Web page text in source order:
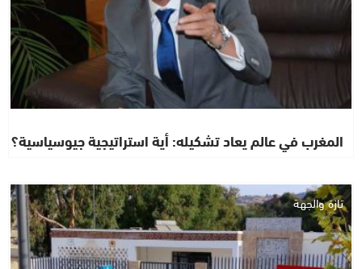
المغرب في عالم يعاد تشكيله: أية استراتيجية جيوسياسية؟
تازة والجهة